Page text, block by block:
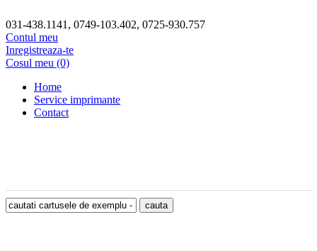
031-438.1141, 0749-103.402, 0725-930.757
Contul meu
Inregistreaza-te
Cosul meu (0)
Home
Service imprimante
Contact